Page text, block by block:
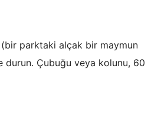
parktaki alçak bir maymun
durun. Çubuğu veya kolunu, 60